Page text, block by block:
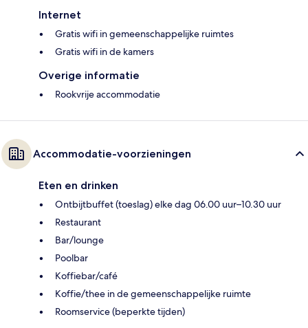
Internet
Gratis wifi in gemeenschappelijke ruimtes
Gratis wifi in de kamers
Overige informatie
Rookvrije accommodatie
Accommodatie-voorzieningen
Eten en drinken
Ontbijtbuffet (toeslag) elke dag 06.00 uur–10.30 uur
Restaurant
Bar/lounge
Poolbar
Koffiebar/café
Koffie/thee in de gemeenschappelijke ruimte
Roomservice (beperkte tijden)